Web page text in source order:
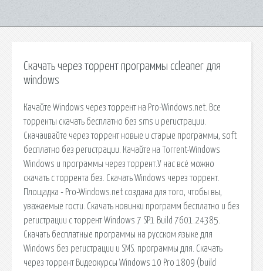
Скачать через торрент программы ccleaner для
windows
Качайте Windows через торрент на Pro-Windows.net. Все
торренты скачать бесплатно без sms и регистрации.
Скачаивайте через торрент новые и старые программы, soft
бесплатно без регистрации. Качайте на Torrent-Windows
Windows и программы через торрент.У нас всё можно
скачать с торрента без. Скачать Windows через торрент.
Площадка - Pro-Windows.net создана для того, чтобы вы,
уважаемые гости. Скачать новинки программ бесплатно и без
регистрации с торрент Windows 7 SP1 Build 7601.24385.
Скачать бесплатные программы на русском языке для
Windows без регистрации и SMS. программы для. Скачать
через торрент Видеокурсы Windows 10 Pro 1809 (build